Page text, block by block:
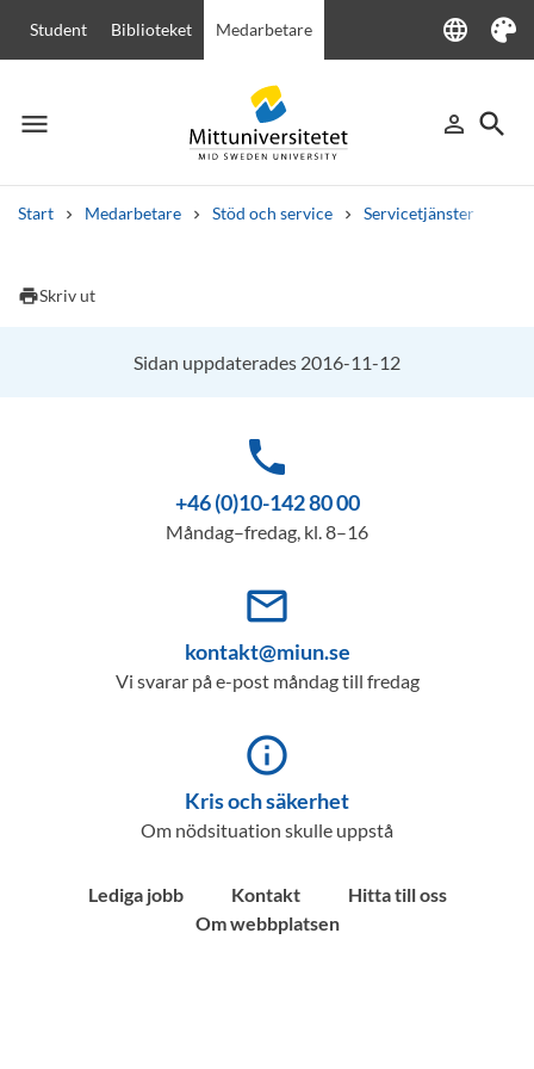
Student Biblioteket Medarbetare language
Language
Tema
menu
Meny person_outline
Logga in
search
Sök
Start Medarbetare Stöd och service Servicetjänster
Andra söktjänster
printSkriv ut
Sidan uppdaterades 2016-11-12
phone
+46 (0)10-142 80 00
Måndag–fredag, kl. 8–16
mail_outline
kontakt@miun.se
Vi svarar på e-post måndag till fredag
info_outline
Kris och säkerhet
Om nödsituation skulle uppstå
Lediga jobb Kontakt
Hitta till oss
Om webbplatsen